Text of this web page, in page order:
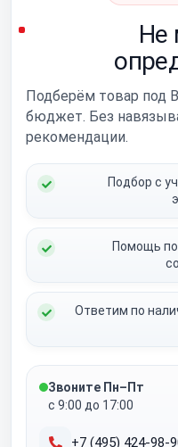
Не
Подберём товар под
бюджет. Без
рекомендации.
Подбор с
Помощь по
Ответим по
Звоните Пн–Пт
с 9:00 до 17:00
+7 (495) 424-98-